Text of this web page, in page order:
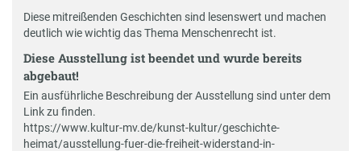
Diese mitreißenden Geschichten sind lesenswert und machen
deutlich wie wichtig das Thema Menschenrecht ist.
Diese Ausstellung ist beendet und wurde bereits
abgebaut!
Ein ausführliche Beschreibung der Ausstellung sind unter dem
Link zu finden.
https://www.kultur-mv.de/kunst-kultur/geschichte-
heimat/ausstellung-fuer-die-freiheit-widerstand-in-